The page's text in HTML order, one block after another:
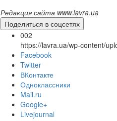
Редакция сайта www.lavra.ua
Поделиться в соцсетях
002
https://lavra.ua/wp-content/
Facebook
Twitter
ВКонтакте
Одноклассники
Mail.ru
Google+
Livejournal